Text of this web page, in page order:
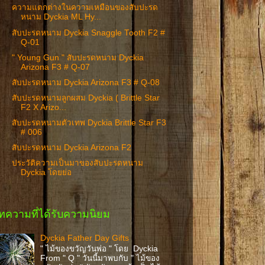
ความแตกต่างในความเหมือนของสับปะรด
หนาม Dyckia ML Hy...
สับปะรดหนาม Dyckia Snaggle Tooth F2 #
Q-01
" Young Gun " สับปะรดหนาม Dyckia
Arizona F3 # Q-07
สับปะรดหนาม Dyckia Arizona F3 # Q-08
สับปะรดหนามลูกผสม Dyckia ( Brittle Star
F2 X Arizo...
สับปะรดหนามตัวเทพ Dyckia Brittle Star F3
# 006
สับปะรดหนาม Dyckia Arizona F2
ประวัติความเป็นมาของสับปะรดหนาม
Dyckia โดยย่อ
ความที่ได้รับความนิยม
Dyckia Father Day Gifts
" ไม้ของขวัญวันพ่อ " โดย Dyckia
From " Q " วันนี้มาพบกับ " ไม้ของ